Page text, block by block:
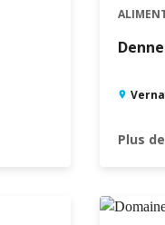
Plus